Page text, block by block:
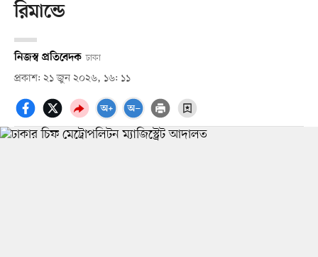
রিমান্ডে
নিজস্ব প্রতিবেদক ঢাকা
প্রকাশ: ২১ জুন ২০২৬, ১৬: ১১